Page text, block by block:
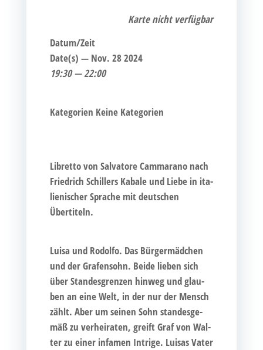
Kar­te nicht verfügbar
Datum/Zeit
Date(s) — Nov. 28 2024
19:30 — 22:00
Kate­go­rien Kei­ne Kategorien
Libret­to von Sal­va­to­re Camma­ra­no nach
Fried­rich Schil­lers Kaba­le und Lie­be in ita­
lie­ni­scher Spra­che mit deut­schen
Übertiteln.
Lui­sa und Rodol­fo. Das Bür­ger­mäd­chen
und der Gra­fen­sohn. Bei­de lie­ben sich
über Stan­des­gren­zen hin­weg und glau­
ben an eine Welt, in der nur der Mensch
zählt. Aber um sei­nen Sohn stan­des­ge­
mäß zu ver­hei­ra­ten, greift Graf von Wal­
ter zu einer infa­men Intri­ge. Lui­sas Vater